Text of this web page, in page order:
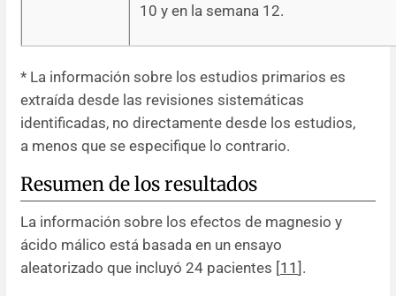
10 y en la semana 12.
* La información sobre los estudios primarios es
extraída desde las revisiones sistemáticas
identificadas, no directamente desde los estudios,
a menos que se especifique lo contrario.
Resumen de los resultados
La información sobre los efectos de magnesio y
ácido málico está basada en un ensayo
aleatorizado que incluyó 24 pacientes [11 ].